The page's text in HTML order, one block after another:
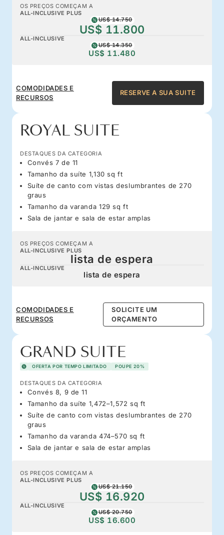
OS PREÇOS COMEÇAM A
ALL-INCLUSIVE PLUS
US$ 14.750
US$ 11.800
ALL-INCLUSIVE
US$ 14.350
US$ 11.480
COMODIDADES E
RECURSOS
RESERVE A SUA SUITE
ROYAL SUITE
DESTAQUES DA CATEGORIA
Convés 7 de 11
Tamanho da suíte 1,130 sq ft
Suíte de canto com vistas deslumbrantes de 270
graus
Tamanho da varanda 129 sq ft
Sala de jantar e sala de estar amplas
OS PREÇOS COMEÇAM A
ALL-INCLUSIVE PLUS
lista de espera
ALL-INCLUSIVE
lista de espera
COMODIDADES E
RECURSOS
SOLICITE UM
ORÇAMENTO
GRAND SUITE
OFERTA POR TEMPO LIMITADO POUPE 20%
DESTAQUES DA CATEGORIA
Convés 8, 9 de 11
Tamanho da suíte 1,472–1,572 sq ft
Suíte de canto com vistas deslumbrantes de 270
graus
Tamanho da varanda 474–570 sq ft
Sala de jantar e sala de estar amplas
OS PREÇOS COMEÇAM A
ALL-INCLUSIVE PLUS
US$ 21.150
US$ 16.920
ALL-INCLUSIVE
US$ 20.750
US$ 16.600